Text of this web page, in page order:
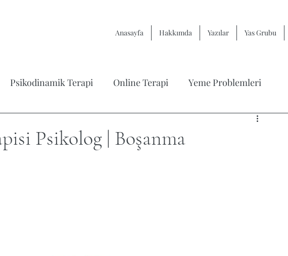
Anasayfa Hakkımda Yazılar Yas Grubu
Psikodinamik Terapi Online Terapi Yeme Problemleri
Yas ve Kayıp
Psikolog | Boşanma